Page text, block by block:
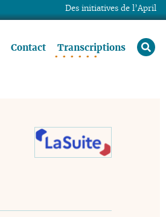
Contact Transcriptions
Des initiatives de l’April